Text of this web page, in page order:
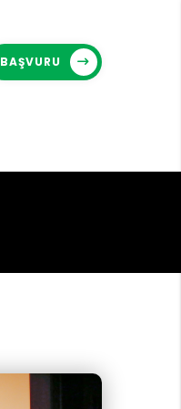
BAŞVURU